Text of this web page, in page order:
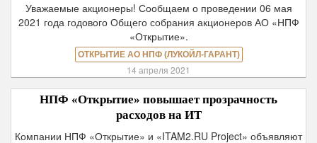
Уважаемые акционеры! Сообщаем о проведении 06 мая
2021 года годового Общего собрания акционеров АО «НПФ
«Открытие».
ОТКРЫТИЕ АО НПФ (ЛУКОЙЛ-ГАРАНТ)
14 апреля 2021
НПФ «Открытие» повышает прозрачность
расходов на ИТ
Компании НПФ «Открытие» и «ITAM2.RU Project» объявляют